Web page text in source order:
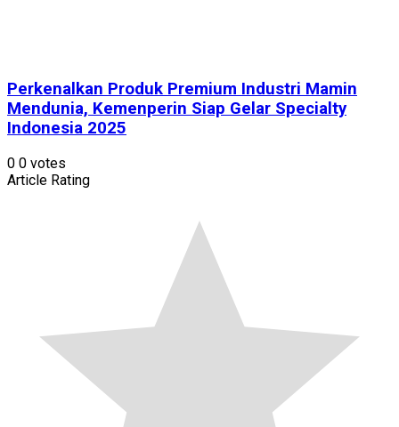
Perkenalkan Produk Premium Industri Mamin
Mendunia, Kemenperin Siap Gelar Specialty
Indonesia 2025
0 0 votes
Article Rating